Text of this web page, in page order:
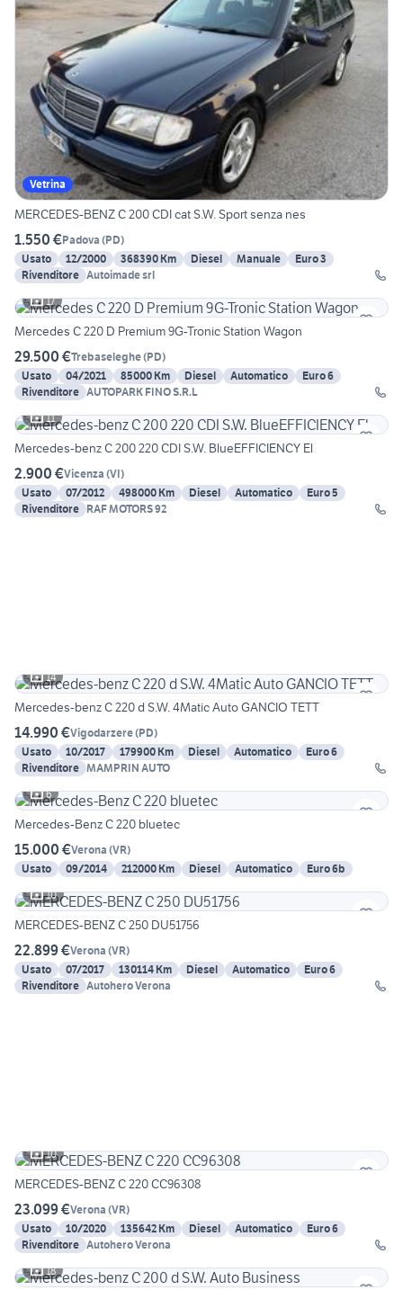
Vetrina
MERCEDES-BENZ C 200 CDI cat S.W. Sport senza nes
1.550 €Padova (PD)
Usato
12/2000 368390 Km Diesel Manuale
Euro 3
Rivenditore Autoimade srl
17
Mercedes C 220 D Premium 9G-Tronic Station Wagon
29.500 €Trebaseleghe(PD)
Usato
04/2021 85000 Km Diesel Automatico
Euro 6
Rivenditore AUTOPARK FINO S.R.L
11
Mercedes-benz C 200 220 CDI S.W. BlueEFFICIENCY El
2.900 €Vicenza (VI)
Usato
07/2012 498000 Km Diesel Automatico
Euro 5
Rivenditore RAF MOTORS 92
14
Mercedes-benz C 220 d S.W. 4Matic Auto GANCIO TETT
14.990 €Vigodarzere(PD)
Usato
10/2017 179900 Km Diesel Automatico
Euro 6
Rivenditore MAMPRIN AUTO
6
Mercedes-Benz C 220 bluetec
15.000 €Verona (VR)
Usato
09/2014 212000 Km Diesel Automatico
Euro 6b
10
MERCEDES-BENZ C 250 DU51756
22.899 €Verona (VR)
Usato
07/2017 130114 Km Diesel Automatico
Euro 6
Rivenditore Autohero Verona
10
MERCEDES-BENZ C 220 CC96308
23.099 €Verona (VR)
Usato
10/2020 135642 Km Diesel Automatico
Euro 6
Rivenditore Autohero Verona
18